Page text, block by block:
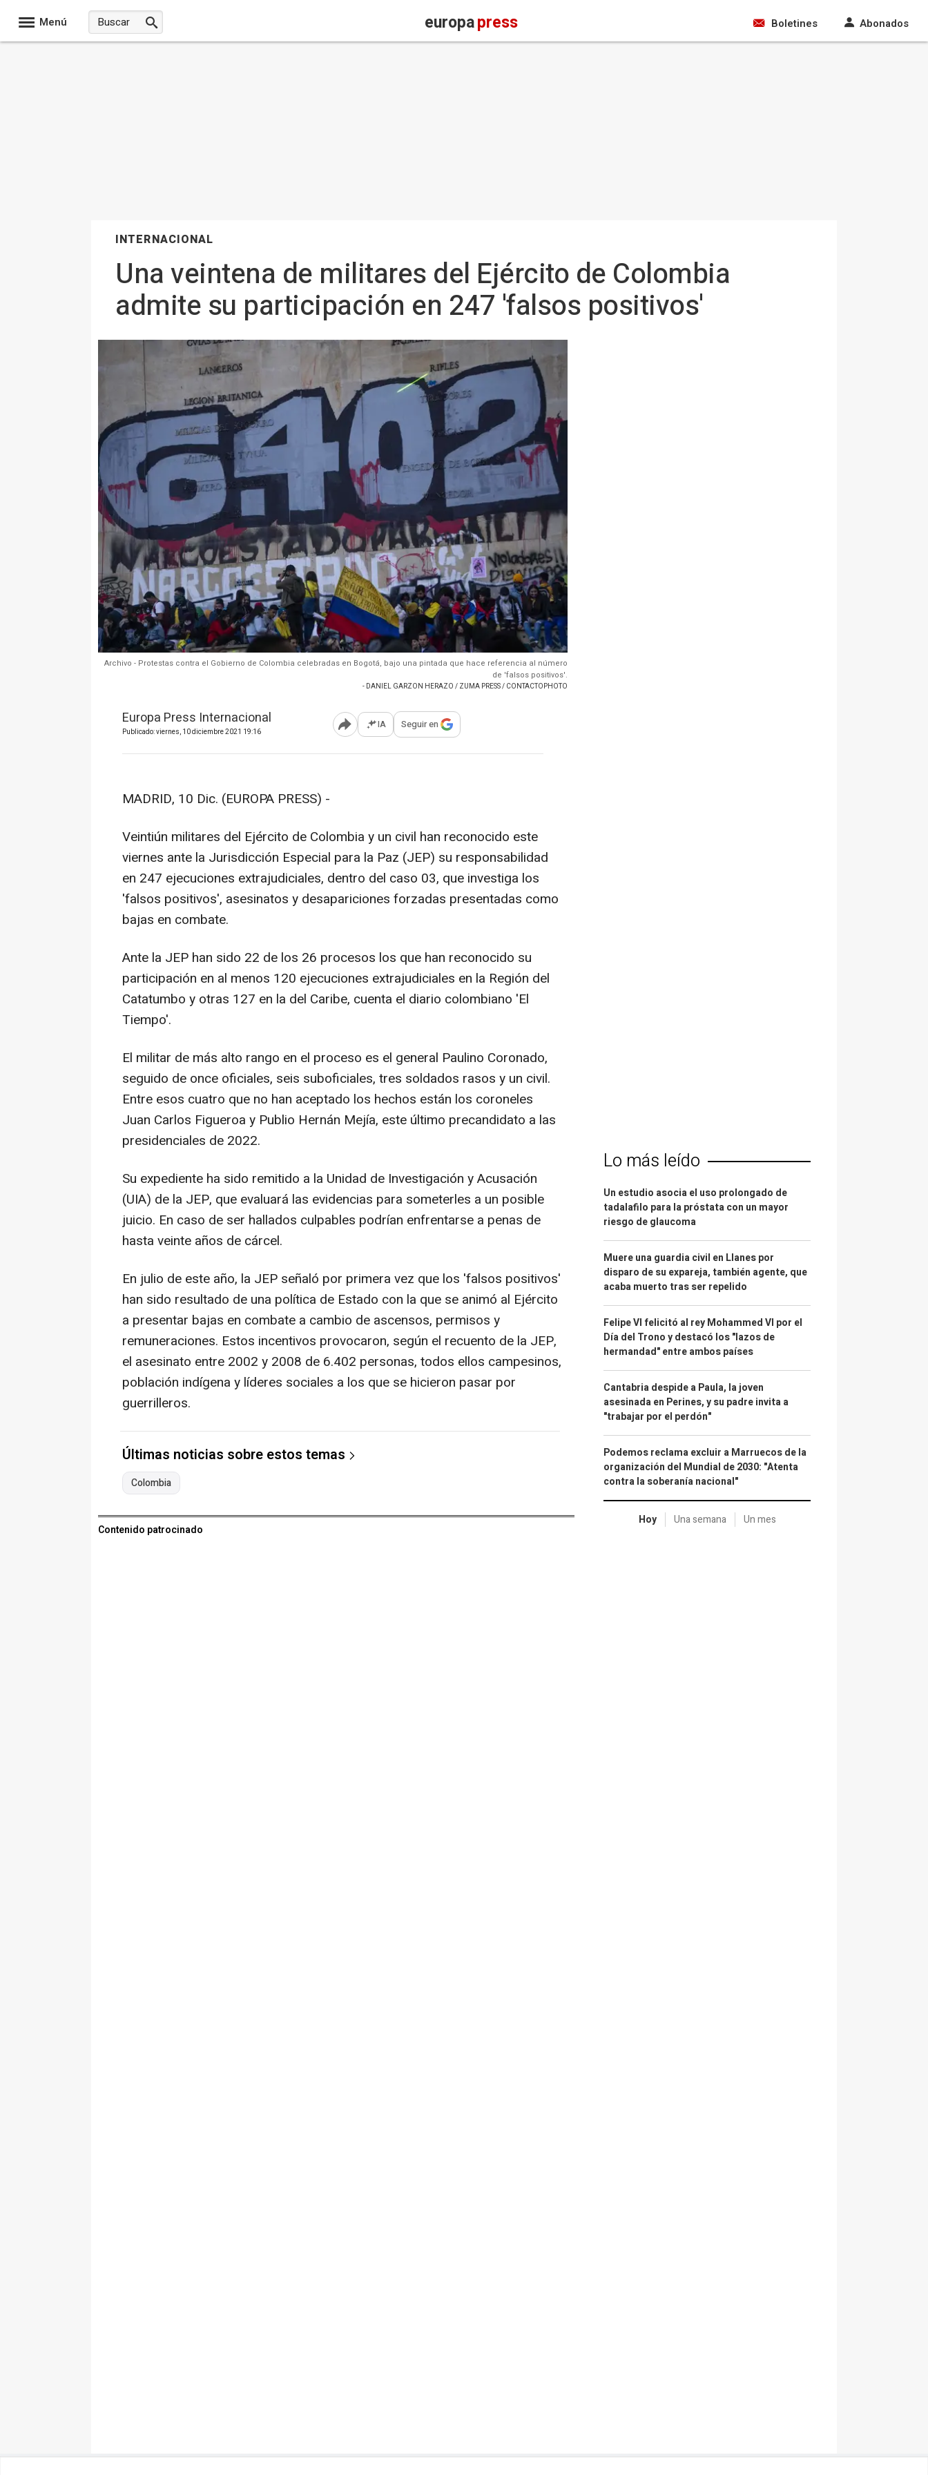
Menú europapress Boletines Abonados
INTERNACIONAL
Una veintena de militares del Ejército de Colombia
admite su participación en 247 'falsos positivos'
Archivo - Protestas contra el Gobierno de Colombia celebradas en Bogotá, bajo una pintada que hace referencia al número
de 'falsos positivos'.
- DANIEL GARZON HERAZO / ZUMA PRESS / CONTACTOPHOTO
Europa Press Internacional
Publicado: viernes, 10 diciembre 2021 19:16 Abrir opciones para compartir
IA Seguir en
MADRID, 10 Dic. (EUROPA PRESS) -
Veintiún militares del Ejército de Colombia y un civil han reconocido este
viernes ante la Jurisdicción Especial para la Paz (JEP) su responsabilidad
en 247 ejecuciones extrajudiciales, dentro del caso 03, que investiga los
'falsos positivos', asesinatos y desapariciones forzadas presentadas como
bajas en combate.
Ante la JEP han sido 22 de los 26 procesos los que han reconocido su
participación en al menos 120 ejecuciones extrajudiciales en la Región del
Catatumbo y otras 127 en la del Caribe, cuenta el diario colombiano 'El
Tiempo'.
El militar de más alto rango en el proceso es el general Paulino Coronado,
seguido de once oficiales, seis suboficiales, tres soldados rasos y un civil.
Entre esos cuatro que no han aceptado los hechos están los coroneles
Juan Carlos Figueroa y Publio Hernán Mejía, este último precandidato a las
presidenciales de 2022.
Su expediente ha sido remitido a la Unidad de Investigación y Acusación
(UIA) de la JEP, que evaluará las evidencias para someterles a un posible
juicio. En caso de ser hallados culpables podrían enfrentarse a penas de
hasta veinte años de cárcel.
En julio de este año, la JEP señaló por primera vez que los 'falsos positivos'
han sido resultado de una política de Estado con la que se animó al Ejército
a presentar bajas en combate a cambio de ascensos, permisos y
remuneraciones. Estos incentivos provocaron, según el recuento de la JEP,
el asesinato entre 2002 y 2008 de 6.402 personas, todos ellos campesinos,
población indígena y líderes sociales a los que se hicieron pasar por
guerrilleros.
Últimas noticias sobre estos temas
Colombia
Contenido patrocinado
Lo más leído
Un estudio asocia el uso prolongado de
tadalafilo para la próstata con un mayor
riesgo de glaucoma
Muere una guardia civil en Llanes por
disparo de su expareja, también agente, que
acaba muerto tras ser repelido
Felipe VI felicitó al rey Mohammed VI por el
Día del Trono y destacó los "lazos de
hermandad" entre ambos países
Cantabria despide a Paula, la joven
asesinada en Perines, y su padre invita a
"trabajar por el perdón"
Podemos reclama excluir a Marruecos de la
organización del Mundial de 2030: "Atenta
contra la soberanía nacional"
Hoy Una semana Un mes